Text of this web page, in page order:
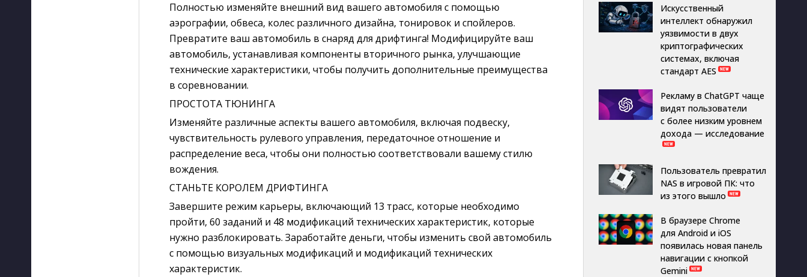
Полностью изменяйте внешний вид вашего автомобиля с помощью
аэрографии, обвеса, колес различного дизайна, тонировок и спойлеров.
Превратите ваш автомобиль в снаряд для дрифтинга! Модифицируйте ваш
автомобиль, устанавливая компоненты вторичного рынка, улучшающие
технические характеристики, чтобы получить дополнительные преимущества
в соревновании.
ПРОСТОТА ТЮНИНГА
Изменяйте различные аспекты вашего автомобиля, включая подвеску,
чувствительность рулевого управления, передаточное отношение и
распределение веса, чтобы они полностью соответствовали вашему стилю
вождения.
СТАНЬТЕ КОРОЛЕМ ДРИФТИНГА
Завершите режим карьеры, включающий 13 трасс, которые необходимо
пройти, 60 заданий и 48 модификаций технических характеристик, которые
нужно разблокировать. Заработайте деньги, чтобы изменить свой автомобиль
с помощью визуальных модификаций и модификаций технических
характеристик.
Искусственный
интеллект обнаружил
уязвимости в двух
криптографических
системах, включая
стандарт AES
Рекламу в ChatGPT чаще
видят пользователи
с более низким уровнем
дохода — исследование
Пользователь превратил
NAS в игровой ПК: что
из этого вышло
В браузере Chrome
для Android и iOS
появилась новая панель
навигации с кнопкой
Gemini